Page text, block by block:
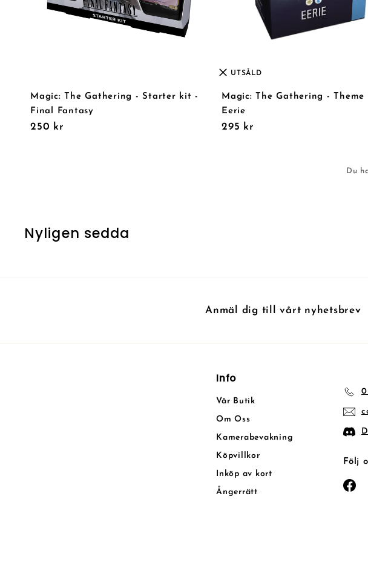
Magic: The Gathering - Starter kit -
Final Fantasy
250 kr
UTSÅLD
Magic: The Gathering - Theme
Eerie
295 kr
Du
Nyligen sedda
Anmäl dig till vårt nyhetsbrev
Info
Vår Butik
Om Oss
Kamerabevakning
Köpvillkor
Inköp av kort
Ångerrätt
Följ